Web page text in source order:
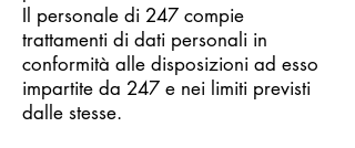
Il personale di 247 compie
trattamenti di dati personali in
conformità alle disposizioni ad esso
impartite da 247 e nei limiti previsti
dalle stesse.